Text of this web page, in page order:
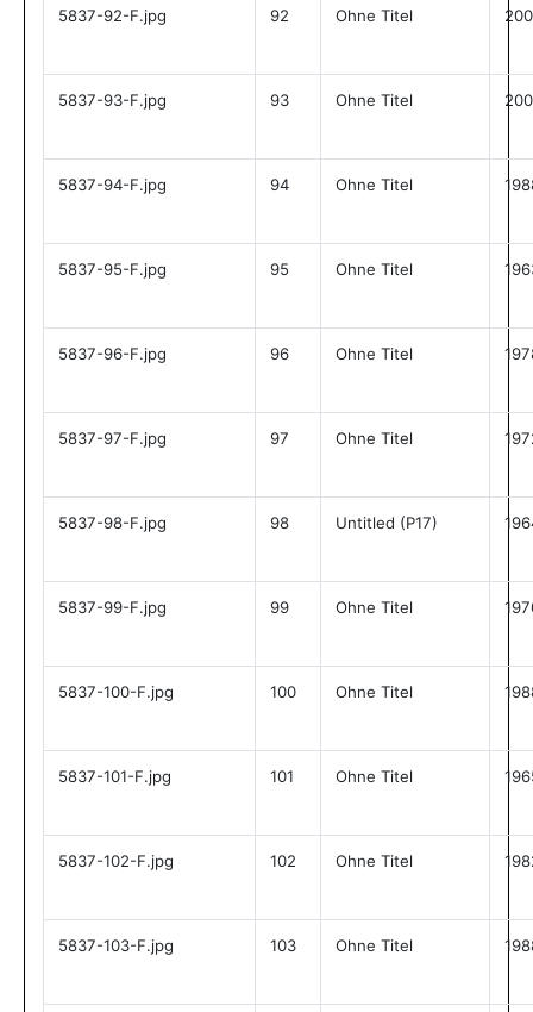
5837-92-F.jpg 92 Ohne Titel
5837-93-F.jpg 93 Ohne Titel
5837-94-F.jpg 94 Ohne Titel
5837-95-F.jpg 95 Ohne Titel
5837-96-F.jpg 96 Ohne Titel
5837-97-F.jpg 97 Ohne Titel
5837-98-F.jpg 98 Untitled (P17)
5837-99-F.jpg 99 Ohne Titel
5837-100-F.jpg 100 Ohne Titel
5837-101-F.jpg 101 Ohne Titel
5837-102-F.jpg 102 Ohne Titel
5837-103-F.jpg 103 Ohne Titel